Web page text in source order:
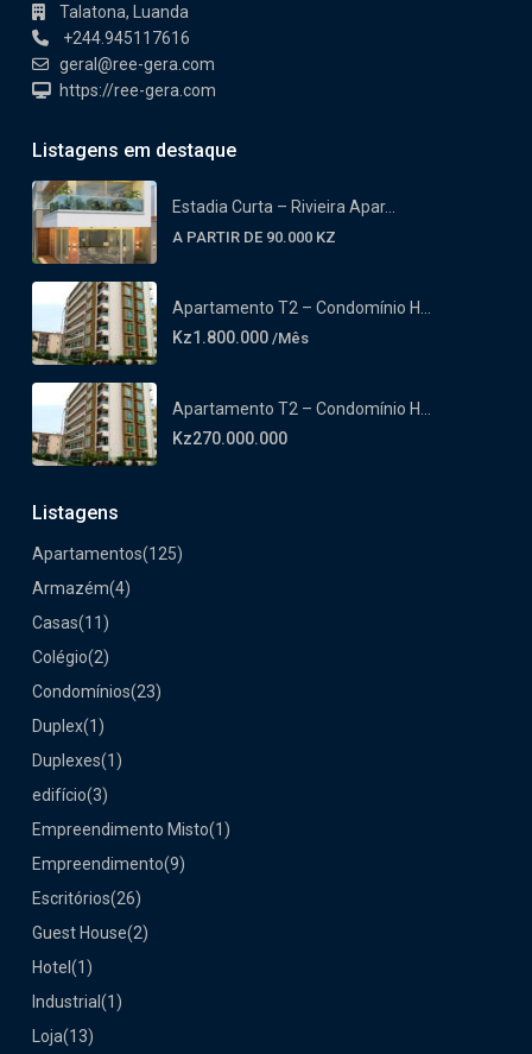
Talatona, Luanda
+244.945117616
geral@ree-gera.com
https://ree-gera.com
Listagens em destaque
Estadia Curta – Rivieira Apar...
A PARTIR DE 90.000 KZ
Apartamento T2 – Condomínio H...
Kz1.800.000 /Mês
Apartamento T2 – Condomínio H...
Kz270.000.000
Listagens
Apartamentos(125)
Armazém(4)
Casas(11)
Colégio(2)
Condomínios(23)
Duplex(1)
Duplexes(1)
edifício(3)
Empreendimento Misto(1)
Empreendimento(9)
Escritórios(26)
Guest House(2)
Hotel (1)
Industrial (1)
Loja(13)